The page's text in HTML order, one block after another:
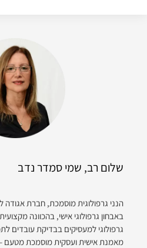
שלום רב, שמי סמדר נדב
הנני גרפולוגית מוסמכת, חברת אגודה
באבחון גרפולוגי אישי, בהכוונה
גרפולוגי למעסיקים בבדיקת עובדים